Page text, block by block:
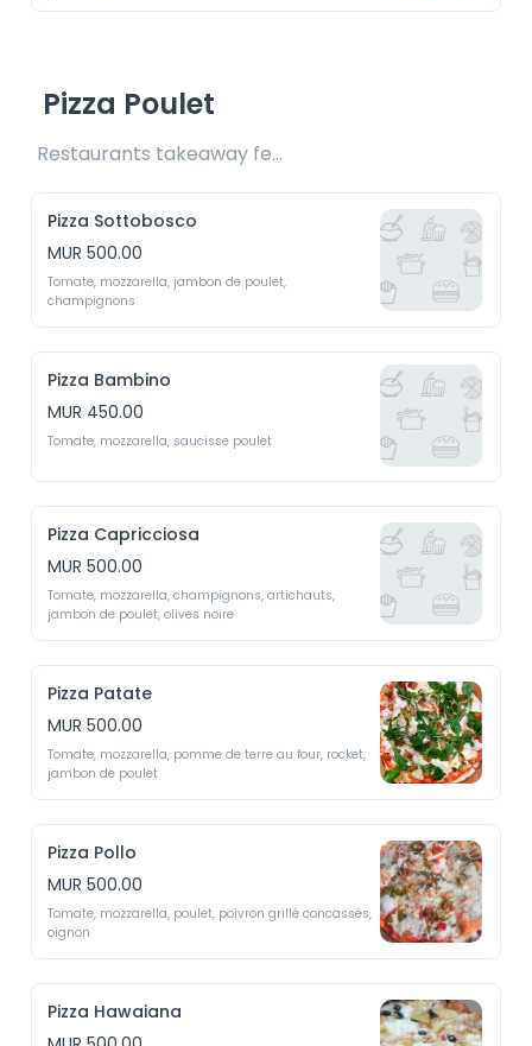
Pizza Poulet
Restaurants takeaway fee Rs25/Rs35 included
Pizza Sottobosco
MUR 500.00
Tomate, mozzarella, jambon de poulet,
Pizza Bambino
MUR 450.00
Pizza Capricciosa
MUR 500.00
Tomate, mozzarella, champignons, artichauts,
jambon de poulet, olives noire
Pizza Patate
MUR 500.00
Tomate, mozzarella, pomme de terre au four, rocket,
Pizza Pollo
MUR 500.00
Tomate, mozzarella, poulet, poivron grillé concassés,
oignon
Pizza Hawaiana